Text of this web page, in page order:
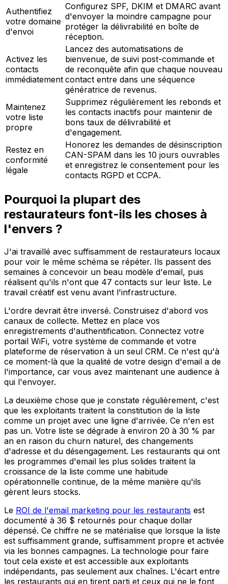
Authentifiez
votre domaine
d'envoi
Configurez SPF, DKIM et DMARC avant
d'envoyer la moindre campagne pour
protéger la délivrabilité en boîte de
réception.
Activez les
contacts
immédiatement
Lancez des automatisations de
bienvenue, de suivi post-commande et
de reconquête afin que chaque nouveau
contact entre dans une séquence
génératrice de revenus.
Maintenez
votre liste
propre
Supprimez régulièrement les rebonds et
les contacts inactifs pour maintenir de
bons taux de délivrabilité et
d'engagement.
Restez en
conformité
légale
Honorez les demandes de désinscription
CAN-SPAM dans les 10 jours ouvrables
et enregistrez le consentement pour les
contacts RGPD et CCPA.
Pourquoi la plupart des
restaurateurs font-ils les choses à
l'envers ?
J'ai travaillé avec suffisamment de restaurateurs locaux
pour voir le même schéma se répéter. Ils passent des
semaines à concevoir un beau modèle d'email, puis
réalisent qu'ils n'ont que 47 contacts sur leur liste. Le
travail créatif est venu avant l'infrastructure.
L'ordre devrait être inversé. Construisez d'abord vos
canaux de collecte. Mettez en place vos
enregistrements d'authentification. Connectez votre
portail WiFi, votre système de commande et votre
plateforme de réservation à un seul CRM. Ce n'est qu'à
ce moment-là que la qualité de votre design d'email a de
l'importance, car vous avez maintenant une audience à
qui l'envoyer.
La deuxième chose que je constate régulièrement, c'est
que les exploitants traitent la constitution de la liste
comme un projet avec une ligne d'arrivée. Ce n'en est
pas un. Votre liste se dégrade à environ 20 à 30 % par
an en raison du churn naturel, des changements
d'adresse et du désengagement. Les restaurants qui ont
les programmes d'email les plus solides traitent la
croissance de la liste comme une habitude
opérationnelle continue, de la même manière qu'ils
gèrent leurs stocks.
Le ROI de l'email marketing pour les restaurants est
documenté à 36 $ retournés pour chaque dollar
dépensé. Ce chiffre ne se matérialise que lorsque la liste
est suffisamment grande, suffisamment propre et activée
via les bonnes campagnes. La technologie pour faire
tout cela existe et est accessible aux exploitants
indépendants, pas seulement aux chaînes. L'écart entre
les restaurants qui en tirent parti et ceux qui ne le font